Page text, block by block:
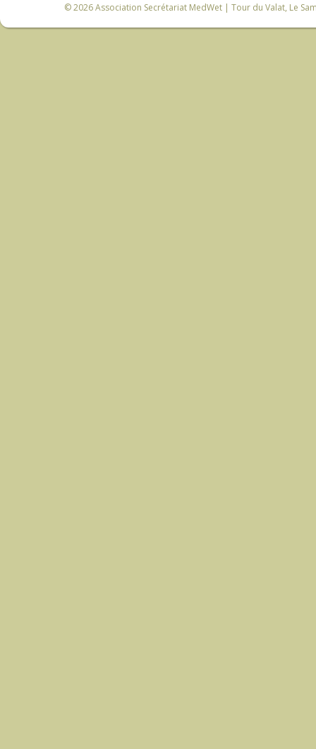
© 2026Association Secrétariat MedWet | Tour du Valat, Le